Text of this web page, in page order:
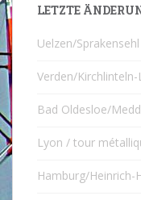
LETZTE
Uelzen/
Verden/
Bad Oldesloe/
Lyon / tour
Hamburg/Heinrich-